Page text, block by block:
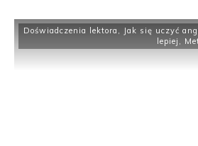
Doświadczenia lektora Jak się uczyć
lepiej